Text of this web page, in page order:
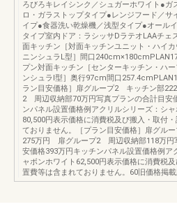
ろびろキレイシンク／シュガーホワイト●ガ
ロ・ガラストップタイプ●レンジフード／サ
イプ●食器洗い乾燥機／浅型タイプ●オール
タイプ室内ドア：ラシッサDラテオLAAチェ
面キッチン［対面キッチンユニット・ハイ
ニンシュラL型］間口
プン対面キッチン［センターキッチン・ハ
ンシュラⅠ型］奥行97cm間口
ラン目安価格］扉グループ2 キッチン部
2 周辺収納部70万円写真プランの合計目安
ンパネル設置価格例アクリルシリーズ：シャ
80,500円表示価格に消費税及び搬入・取付
ておりません。［プラン目安価格］扉グル
275万円 扉グループ2 周辺収納部118万円
安価格393万円キッチンパネル設置価格例ア
ャボンホワイト62,500円表示価格に消費税
置費等は含まれておりません。60旧価格掲載